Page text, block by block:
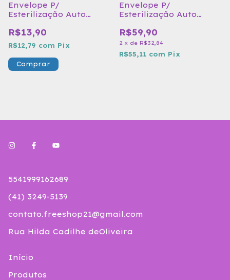
Envelope P/
Esterilização Auto
UN
R$13,90
R$12,79 com Pix
Comprar
Envelope P/
Esterilização Auto
UN
R$59,90
2 x de R$32,84
R$55,11 com Pix
5541999162689
(41) 3249-5139
contato.freeshop21@gmail.com
Rua Hilda Cadilhe deOliveira
Início
Produtos